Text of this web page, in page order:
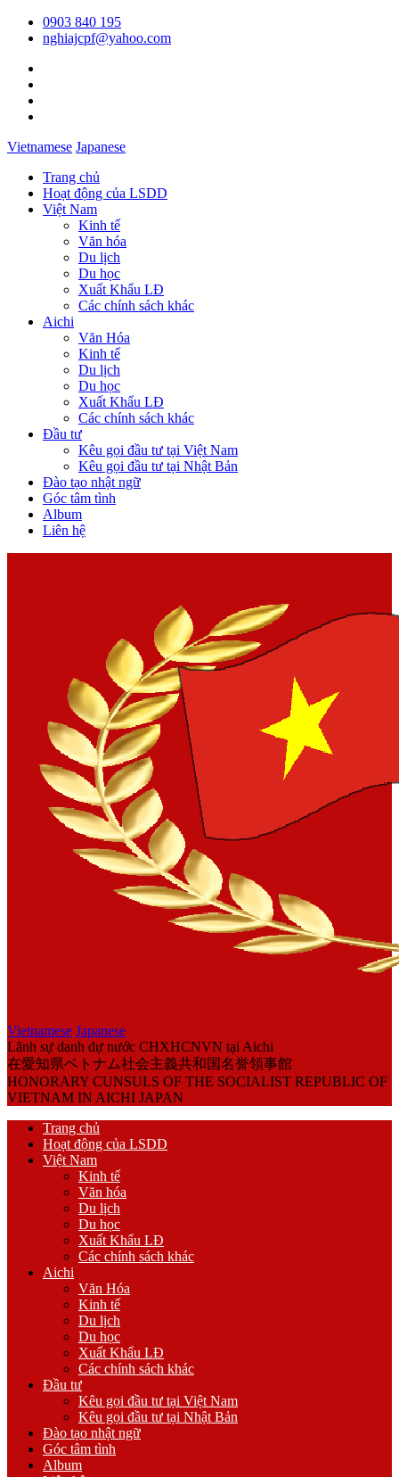
0903 840 195
nghiajcpf@yahoo.com
Vietnamese Japanese
Trang chủ
Hoạt động của LSDD
Việt Nam
Kinh tế
Văn hóa
Du lịch
Du học
Xuất Khẩu LĐ
Các chính sách khác
Aichi
Văn Hóa
Kinh tế
Du lịch
Du học
Xuất Khẩu LĐ
Các chính sách khác
Đầu tư
Kêu gọi đầu tư tại Việt Nam
Kêu gọi đầu tư tại Nhật Bản
Đào tạo nhật ngữ
Góc tâm tình
Album
Liên hệ
Vietnamese Japanese
Lãnh sự danh dự nước CHXHCNVN tại Aichi
在愛知県ベトナム社会主義共和国名誉領事館
HONORARY CUNSULS OF THE SOCIALIST REPUBLIC OF
VIETNAM IN AICHI JAPAN
Trang chủ
Hoạt động của LSDD
Việt Nam
Kinh tế
Văn hóa
Du lịch
Du học
Xuất Khẩu LĐ
Các chính sách khác
Aichi
Văn Hóa
Kinh tế
Du lịch
Du học
Xuất Khẩu LĐ
Các chính sách khác
Đầu tư
Kêu gọi đầu tư tại Việt Nam
Kêu gọi đầu tư tại Nhật Bản
Đào tạo nhật ngữ
Góc tâm tình
Album